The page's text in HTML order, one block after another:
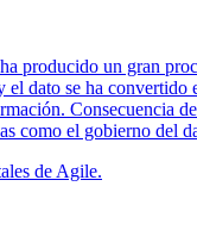
producido un gran
dato se ha convertido
Consecuencia
como el gobierno del
de Agile.